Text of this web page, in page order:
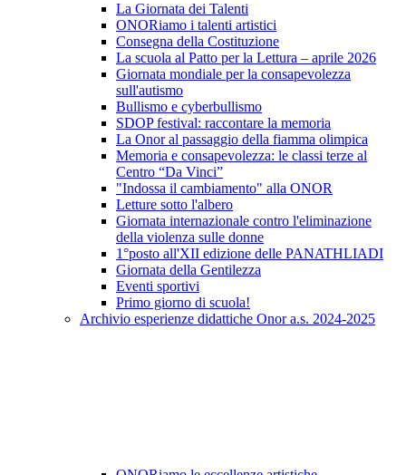
La Giornata dei Talenti
ONORiamo i talenti artistici
Consegna della Costituzione
La scuola al Patto per la Lettura – aprile 2026
Giornata mondiale per la consapevolezza
sull'autismo
Bullismo e cyberbullismo
SDOP festival: raccontare la memoria
La Onor al passaggio della fiamma olimpica
Memoria e consapevolezza: le classi terze al
Centro “Da Vinci”
"Indossa il cambiamento" alla ONOR
Letture sotto l'albero
Giornata internazionale contro l'eliminazione
della violenza sulle donne
1°posto all'XII edizione delle PANATHLIADI
Giornata della Gentilezza
Eventi sportivi
Primo giorno di scuola!
Archivio esperienze didattiche Onor a.s. 2024-2025